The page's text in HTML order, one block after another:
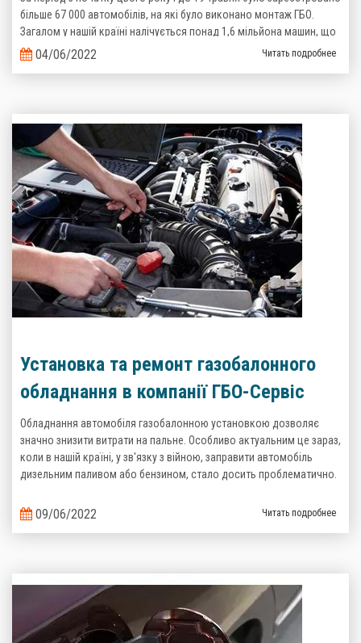
більше 67 000 автомобілів, на які було виконано монтаж ГБО.
Загалом у нашій країні налічується понад 1,6 мільйона машин, що
пересуваються на зрідженому газі. Такі дані надані Головним
сервісним центром Міністерства Внутрішніх справ України.
04/06/2022 Читать подробнее
Установка та ремонт газобалонного
обладнання в компанії ГБО-Сервіс
Обладнання автомобіля газобалонною установкою дозволяє
значно знизити витрати на пальне. Особливо актуальним це зараз,
коли в нашій країні, у зв'язку з війною, заправити автомобіль
дизельним паливом або бензином, стало досить проблематично.
09/06/2022 Читать подробнее